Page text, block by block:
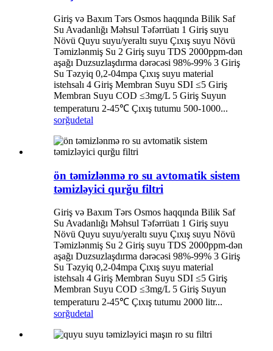
Giriş və Baxım Tərs Osmos haqqında Bilik Saf
Su Avadanlığı Məhsul Təfərrüatı 1 Giriş suyu
Növü Quyu suyu/yeraltı suyu Çıxış suyu Növü
Təmizlənmiş Su 2 Giriş suyu TDS 2000ppm-dən
aşağı Duzsuzlaşdırma dərəcəsi 98%-99% 3 Giriş
Su Təzyiq 0,2-04mpa Çıxış suyu material
istehsalı 4 Giriş Membran Suyu SDI ≤5 Giriş
Membran Suyu COD ≤3mg/L 5 Giriş Suyun
temperaturu 2-45℃ Çıxış tutumu 500-1000...
sorğudetal
ön təmizlənmə ro su avtomatik sistem
təmizləyici qurğu filtri
Giriş və Baxım Tərs Osmos haqqında Bilik Saf
Su Avadanlığı Məhsul Təfərrüatı 1 Giriş suyu
Növü Quyu suyu/yeraltı suyu Çıxış suyu Növü
Təmizlənmiş Su 2 Giriş suyu TDS 2000ppm-dən
aşağı Duzsuzlaşdırma dərəcəsi 98%-99% 3 Giriş
Su Təzyiq 0,2-04mpa Çıxış suyu material
istehsalı 4 Giriş Membran Suyu SDI ≤5 Giriş
Membran Suyu COD ≤3mg/L 5 Giriş Suyun
temperaturu 2-45℃ Çıxış tutumu 2000 litr...
sorğudetal